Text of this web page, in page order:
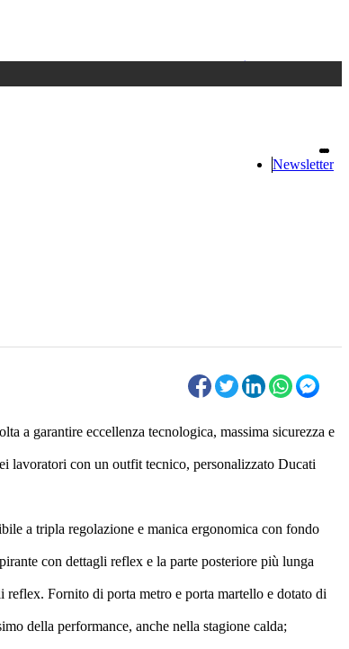
Accedioppure registrati
Newsletter
a garantire eccellenza tecnologica, massima sicurezza e
lavoratori con un outfit tecnico, personalizzato Ducati
a tripla regolazione e manica ergonomica con fondo
con dettagli reflex e la parte posteriore più lunga
reflex. Fornito di porta metro e porta martello e dotato di
della performance, anche nella stagione calda;